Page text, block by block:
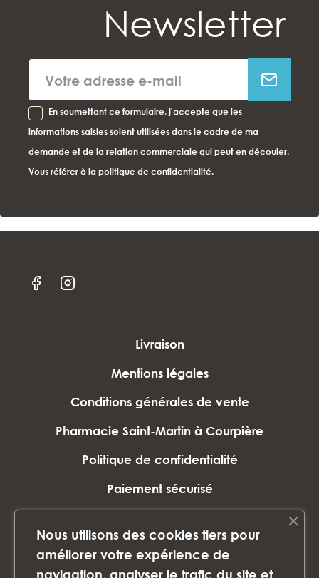
Newsletter
En soumettant ce formulaire, j'accepte que les
informations saisies soient utilisées dans le cadre de ma
demande et de la relation commerciale qui peut en découler.
Vous référer à la politique de confidentialité.
Livraison
Mentions légales
Conditions générales de vente
Pharmacie Saint-Martin à Courpière
Politique de confidentialité
Paiement sécurisé
Marques
Nous utilisons des cookies tiers pour
améliorer votre expérience de
navigation, analyser le trafic du site et